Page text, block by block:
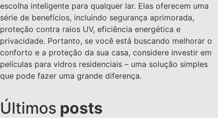
escolha inteligente para qualquer lar. Elas oferecem uma
série de benefícios, incluindo segurança aprimorada,
proteção contra raios UV, eficiência energética e
privacidade. Portanto, se você está buscando melhorar o
conforto e a proteção da sua casa, considere investir em
películas para vidros residenciais – uma solução simples
que pode fazer uma grande diferença.
Últimos posts